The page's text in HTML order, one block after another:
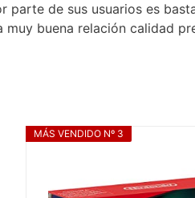
parte de sus usuarios es
buena relación calidad
MÁS VENDIDO Nº 3